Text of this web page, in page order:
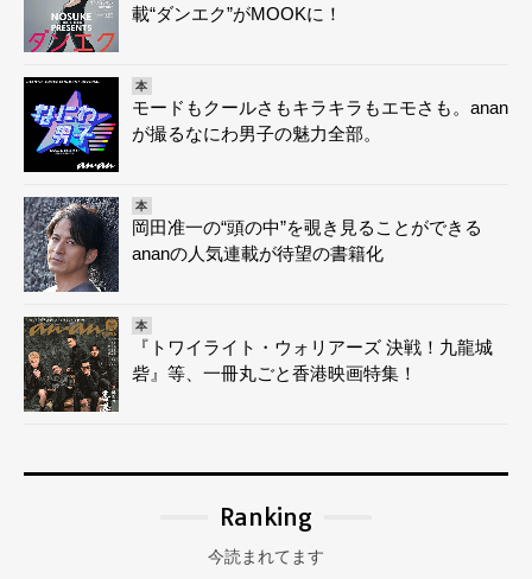
載“ダンエク”がMOOKに！
本
モードもクールさもキラキラもエモさも。anan
が撮るなにわ男子の魅力全部。
本
岡田准一の“頭の中”を覗き見ることができる
ananの人気連載が待望の書籍化
本
『トワイライト・ウォリアーズ 決戦！九龍城
砦』等、一冊丸ごと香港映画特集！
Ranking
今読まれてます